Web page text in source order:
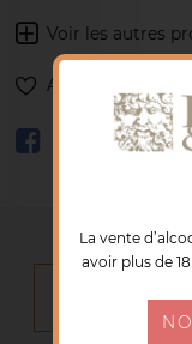
Voir les autres
Ajouter à ma
La vente
avoir plus de